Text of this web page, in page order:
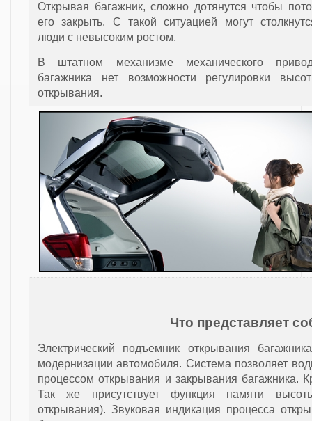
Открывая багажник, сложно дотянутся чтобы
его закрыть. С такой ситуацией могут
люди с невысоким ростом.
В штатном механизме механического
багажника нет возможности регулировки
открывания.
Что представляет
Электрический подъемник открывания
модернизации автомобиля. Система позволяет
процессом открывания и закрывания
Так же присутствует функция памяти
открывания). Звуковая индикация процесса